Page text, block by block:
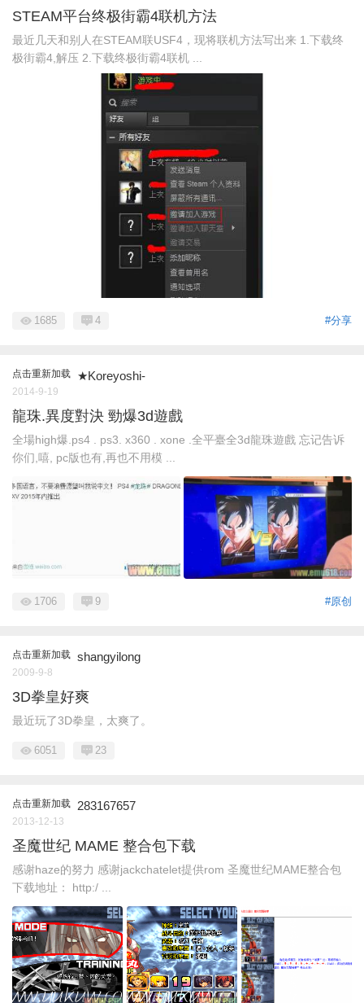
STEAM平台终极街霸4联机方法
最近几天和别人在STEAM联USF4，现将联机方法写出来 1.下载终
极街霸4,解压 2.下载终极街霸4联机 ...
#分享
1685 4
点击重新加载 ★Koreyoshi-
2014-9-19
龍珠.異度對決 勁爆3d遊戲
全場high爆.ps4 . ps3. x360 . xone .全平臺全3d龍珠遊戲 忘记告诉
你们,嘻, pc版也有,再也不用模 ...
#原创
1706 9
点击重新加载 shangyilong
2009-9-8
3D拳皇好爽
最近玩了3D拳皇，太爽了。
6051 23
点击重新加载 283167657
2013-12-13
圣魔世纪 MAME 整合包下载
感谢haze的努力 感谢jackchatelet提供rom 圣魔世纪MAME整合包
下载地址： http:/ ...